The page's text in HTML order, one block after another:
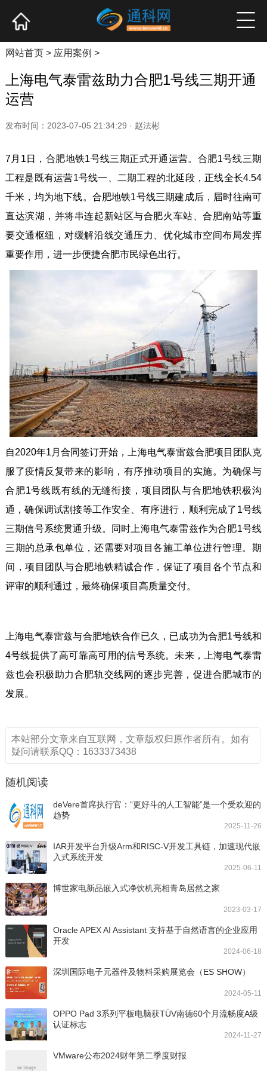
产业资讯 企业新品 高端访谈
网站首页> 应用案例 >
上海电气泰雷兹助力合肥1号线三期开通
运营
发布时间：2023-07-05 21:34:29 · 赵法彬
7月1日，合肥地铁1号线三期正式开通运营。合肥1号线三期
工程是既有运营1号线一、二期工程的北延段，正线全长4.54
千米，均为地下线。合肥地铁1号线三期建成后，届时往南可
直达滨湖，并将串连起新站区与合肥火车站、合肥南站等重
要交通枢纽，对缓解沿线交通压力、优化城市空间布局发挥
重要作用，进一步便捷合肥市民绿色出行。
自2020年1月合同签订开始，上海电气泰雷兹合肥项目团队克
服了疫情反复带来的影响，有序推动项目的实施。为确保与
合肥1号线既有线的无缝衔接，项目团队与合肥地铁积极沟
通，确保调试割接等工作安全、有序进行，顺利完成了1号线
三期信号系统贯通升级。同时上海电气泰雷兹作为合肥1号线
三期的总承包单位，还需要对项目各施工单位进行管理。期
间，项目团队与合肥地铁精诚合作，保证了项目各个节点和
评审的顺利通过，最终确保项目高质量交付。
上海电气泰雷兹与合肥地铁合作已久，已成功为合肥1号线和
4号线提供了高可靠高可用的信号系统。未来，上海电气泰雷
兹也会积极助力合肥轨交线网的逐步完善，促进合肥城市的
发展。
本站部分文章来自互联网，文章版权归原作者所有。如有
疑问请联系QQ：1633373438
随机阅读
deVere首席执行官：“更好斗的人工智能”是一个受欢迎的
趋势
2025-11-26
IAR开发平台升级Arm和RISC-V开发工具链，加速现代嵌
入式系统开发
2025-06-11
博世家电新品嵌入式净饮机亮相青岛居然之家
2023-03-17
Oracle APEX AI Assistant 支持基于自然语言的企业应用
开发
2024-06-18
深圳国际电子元器件及物料采购展览会（ES SHOW）
2024-05-11
OPPO Pad 3系列平板电脑获TÜV南德60个月流畅度A级
认证标志
2024-11-27
VMware公布2024财年第二季度财报